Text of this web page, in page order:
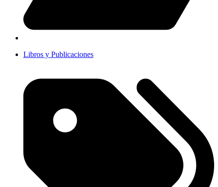
Libros y Publicaciones